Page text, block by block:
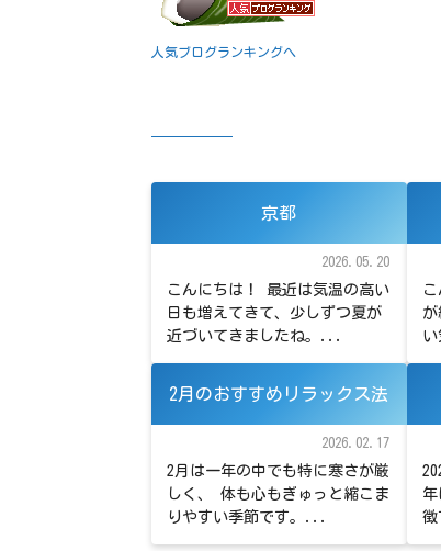
人気ブログランキングへ
京都
2026.05.20
こんにちは！ 最近は気温の高い
日も増えてきて、少しずつ夏が
近づいてきましたね。...
2月のおすすめリラックス法
2026.02.17
2月は一年の中でも特に寒さが厳
しく、 体も心もぎゅっと縮こま
りやすい季節です。...
徴